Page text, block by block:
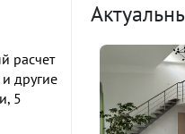
расчет
другие
5
Закрытый
Ваша
на
Расчёт по
134